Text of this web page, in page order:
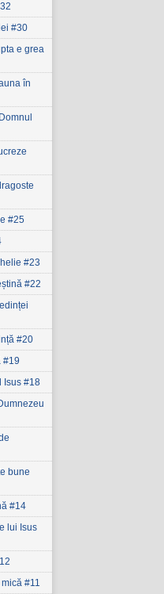
#30
e grea
în
#25
#23
#22
#20
#19
Isus #18
bune
#14
lui Isus
#11